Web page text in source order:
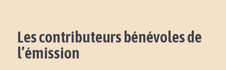
Les contributeurs bénévoles de
l’émission